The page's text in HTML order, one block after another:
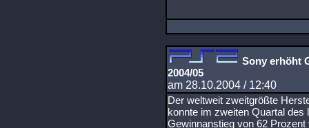
Sony erhöht
2004/05
am 28.10.2004 / 12:40
Der weltweit zweitgrößte
konnte im zweiten Quartal
Gewinnanstieg von 62